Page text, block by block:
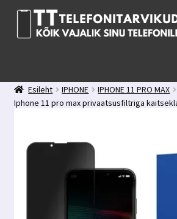
Liigu
navigeerimisele
Liigu
juurde
Minu konto
Kontakt
Esileht IPHONE IPHONE 11 PRO MAX
Iphone 11 pro max privaatsusfiltriga